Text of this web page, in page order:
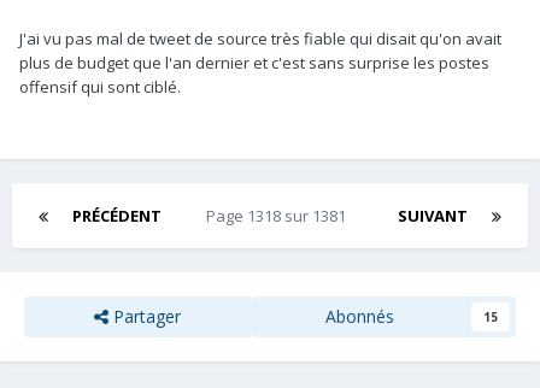
J'ai vu pas mal de tweet de source très fiable qui disait qu'on avait
plus de budget que l'an dernier et c'est sans surprise les postes
offensif qui sont ciblé.
PRÉCÉDENT SUIVANT
Page 1318 sur 1381
Partager Abonnés 15